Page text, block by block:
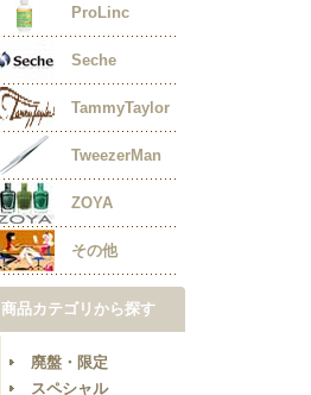
ProLinc
Seche
TammyTaylor
TweezerMan
ZOYA
その他
商品カテゴリから探す
廃盤・限定
スペシャル